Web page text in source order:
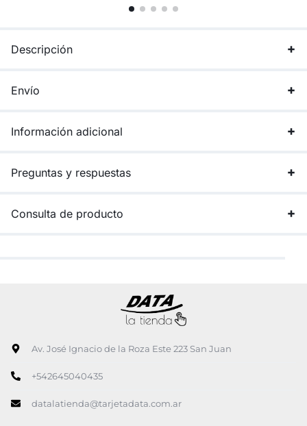
Descripción
Envío
Información adicional
Preguntas y respuestas
Consulta de producto
Av. José Ignacio de la Roza Este 223 San Juan
+542645040435
datalatienda@tarjetadata.com.ar